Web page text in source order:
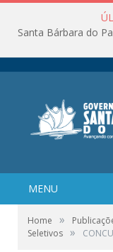
MENU
Home »
Seletivos »